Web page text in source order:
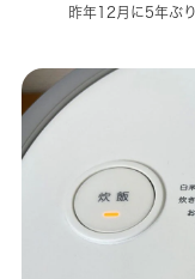
昨年12月に5年ぶ